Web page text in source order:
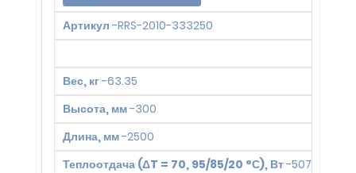
Артикул -RRS-2010-333250
Вес, кг-63.35
Высота, мм-300
Длина, мм-2500
Теплоотдача (ΔT = 70, 95/85/20 °С), Вт-5079